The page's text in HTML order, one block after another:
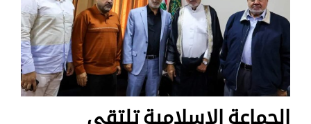
الجماعة الإسلامية تلتقي